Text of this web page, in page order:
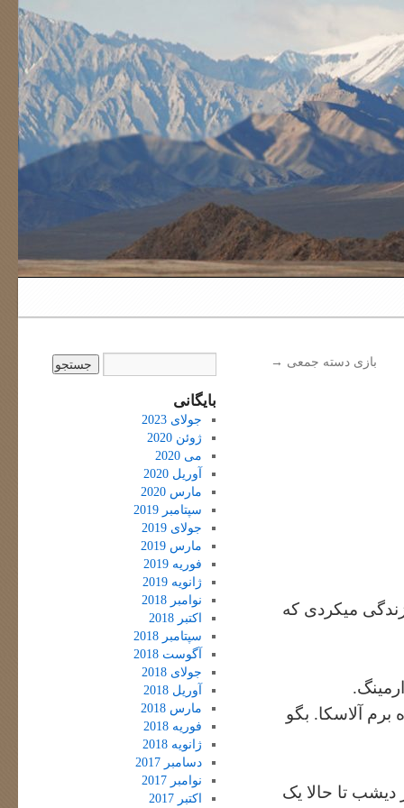
بازی دسته جمعی →
میکردی که
آلاسکا. بگو
تا حالا یک
بایگانی
جولای 2023
ژوئن 2020
می 2020
آوریل 2020
مارس 2020
سپتامبر 2019
جولای 2019
مارس 2019
فوریه 2019
ژانویه 2019
نوامبر 2018
اکتبر 2018
سپتامبر 2018
آگوست 2018
جولای 2018
آوریل 2018
مارس 2018
فوریه 2018
ژانویه 2018
دسامبر 2017
نوامبر 2017
اکتبر 2017